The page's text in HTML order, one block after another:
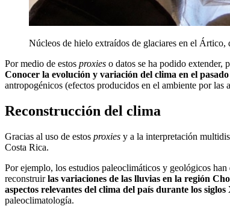
Núcleos de hielo extraídos de glaciares en el Ártico,
Por medio de estos proxies o datos se ha podido extender,
Conocer la evolución y variación del clima en el
antropogénicos (efectos producidos en el ambiente por las
Reconstrucción del clima
Gracias al uso de estos proxies y a la interpretación
Costa Rica.
Por ejemplo, los estudios paleoclimáticos y geológicos han
reconstruirlas variaciones de las lluvias en la región
aspectos relevantes del clima del país durante los
paleoclimatología.